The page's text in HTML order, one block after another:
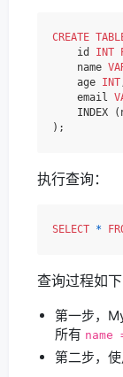
CREATE
    id
INT
    name
    age
INT
    email
INDEX
执行查询：
SELECT *
查询过程如下
第一步，
所有
第二步，